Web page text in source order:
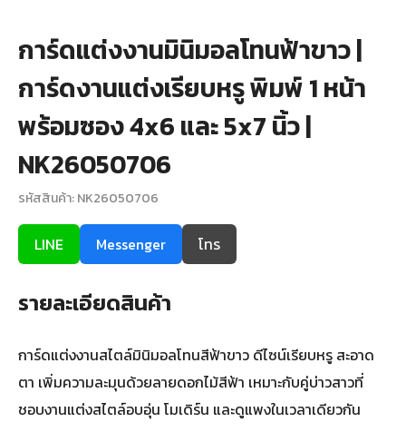
บทความ
การ์ดแต่งงานมินิมอลโทนฟ้าขาว |
การ์ดงานแต่งเรียบหรู พิมพ์ 1 หน้า
พร้อมซอง 4x6 และ 5x7 นิ้ว |
NK26050706
รหัสสินค้า: NK26050706
LINE Messenger โทร
รายละเอียดสินค้า
การ์ดแต่งงานสไตล์มินิมอลโทนสีฟ้าขาว ดีไซน์เรียบหรู สะอาด
ตา เพิ่มความละมุนด้วยลายดอกไม้สีฟ้า เหมาะกับคู่บ่าวสาวที่
ชอบงานแต่งสไตล์อบอุ่น โมเดิร์น และดูแพงในเวลาเดียวกัน